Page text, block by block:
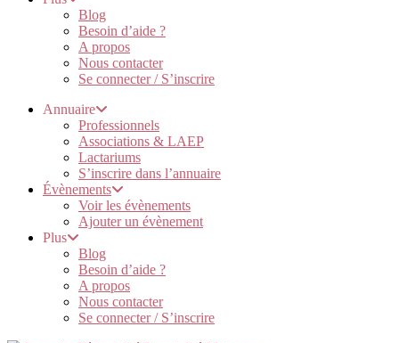
Blog
Besoin d’aide ?
A propos
Nous contacter
Se connecter / S’inscrire
Annuaire
Professionnels
Associations & LAEP
Lactariums
S’inscrire dans l’annuaire
Évènements
Voir les évènements
Ajouter un évènement
Plus
Blog
Besoin d’aide ?
A propos
Nous contacter
Se connecter / S’inscrire